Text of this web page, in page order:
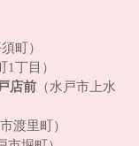
町）
1丁目）
店前 （水戸市上水
渡里町）